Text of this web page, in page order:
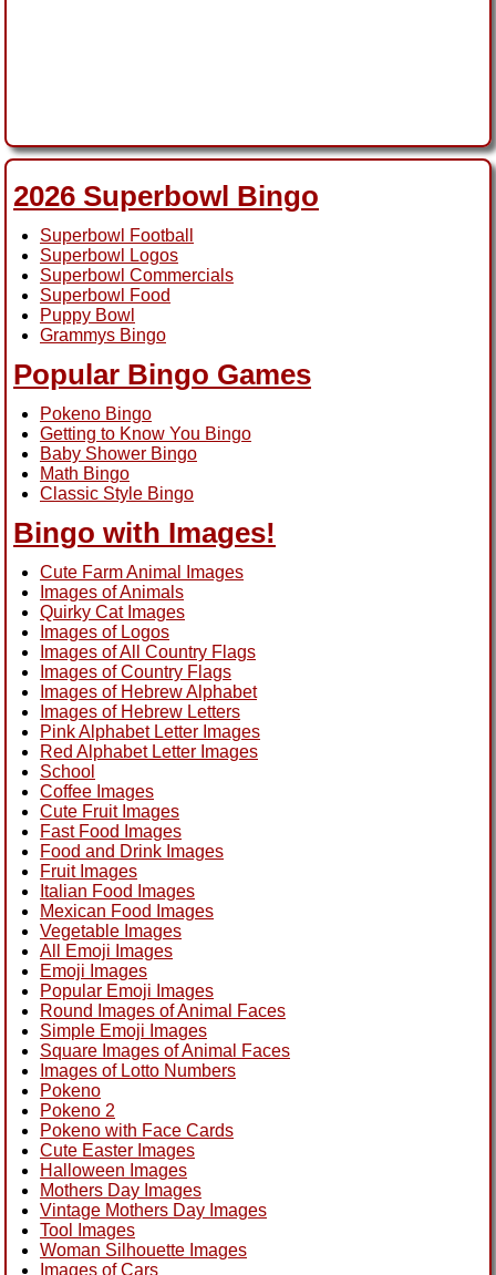
2026 Superbowl Bingo
Superbowl Football
Superbowl Logos
Superbowl Commercials
Superbowl Food
Puppy Bowl
Grammys Bingo
Popular Bingo Games
Pokeno Bingo
Getting to Know You Bingo
Baby Shower Bingo
Math Bingo
Classic Style Bingo
Bingo with Images!
Cute Farm Animal Images
Images of Animals
Quirky Cat Images
Images of Logos
Images of All Country Flags
Images of Country Flags
Images of Hebrew Alphabet
Images of Hebrew Letters
Pink Alphabet Letter Images
Red Alphabet Letter Images
School
Coffee Images
Cute Fruit Images
Fast Food Images
Food and Drink Images
Fruit Images
Italian Food Images
Mexican Food Images
Vegetable Images
All Emoji Images
Emoji Images
Popular Emoji Images
Round Images of Animal Faces
Simple Emoji Images
Square Images of Animal Faces
Images of Lotto Numbers
Pokeno
Pokeno 2
Pokeno with Face Cards
Cute Easter Images
Halloween Images
Mothers Day Images
Vintage Mothers Day Images
Tool Images
Woman Silhouette Images
Images of Cars